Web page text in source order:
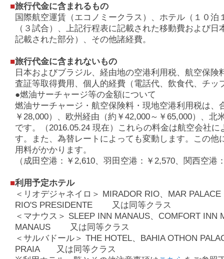
■旅行代金に含まれるもの
国際航空運賃（エコノミークラス）、ホテル（１０泊
（３試合）、上記行程表に記載された移動費および
記載された部分）、その他諸経費。
■旅行代金に含まれないもの
日本およびブラジル、経由地の空港利用税、航空保
査証等取得費用、個人的経費（電話代、飲食代、チッ
●燃油サーチャージ等の金額について
燃油サーチャージ・航空保険料・現地空港利用税は、
￥28,000）、欧州経由（約￥42,000～￥65,000）、北
です。（2016.05.24 現在）これらの料金は航空会社
す。また、為替レートによっても変動します。この他
用料がかかります。
（成田空港：￥2,610、羽田空港：￥2,570、関西空港
■利用予定ホテル
＜リオデジャネイロ＞ MIRADOR RIO、MAR
RIO'S PRESIDENTE 又は同等クラス
＜マナウス＞ SLEEP INN MANAUS、COMFORT INN
MANAUS 又は同等クラス
＜サルバドール＞ THE HOTEL、BAHIA OTHON
PRAIA 又は同等クラス